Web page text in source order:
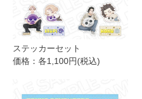
ステッカーセット
価格：各1,100円(税込)